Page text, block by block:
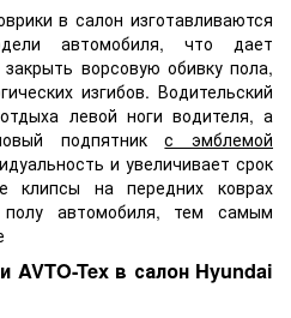
в салон изготавливаются
автомобиля, что дает
ворсовую обивку пола,
изгибов. Водительский
левой ноги водителя, а
подпятникс эмблемой
и увеличивает срок
клипсы на передних коврах
автомобиля, тем самым
AVTO-Tex в салон Hyundai